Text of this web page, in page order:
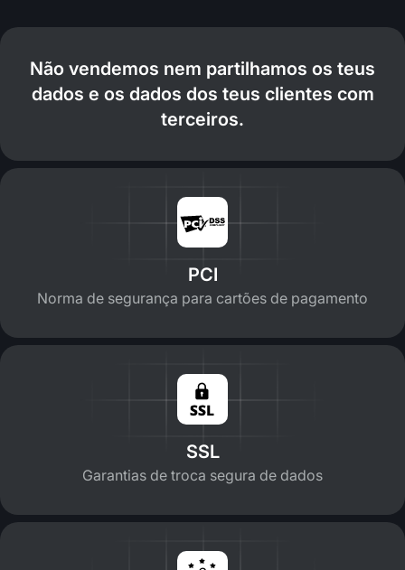
Não vendemos nem partilhamos os teus
dados e os dados dos teus clientes com
terceiros.
PCI
Norma de segurança para cartões de pagamento
SSL
Garantias de troca segura de dados